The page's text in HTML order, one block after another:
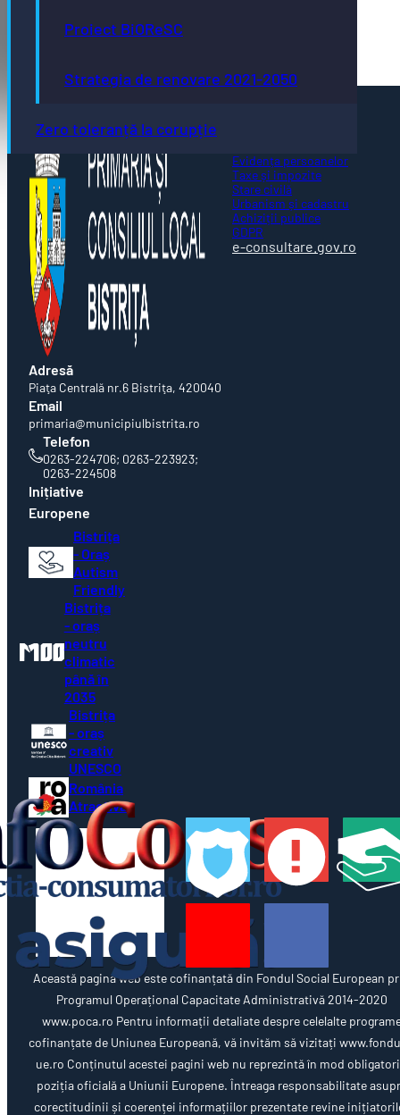
Proiect BiOReSC
Strategia de renovare 2021-2050
Zero toleranță la corupție
Adresă
Piaţa Centrală nr.6 Bistriţa, 420040
Email
primaria@municipiulbistrita.ro
Telefon
0263-224706; 0263-223923;
0263-224508
Evidența persoanelor
Taxe și impozite
Stare civilă
Urbanism și cadastru
Achiziții publice
GDPR
e-consultare.gov.ro
Inițiative
Europene
Bistrița
- Oraș
Autism
Friendly
Bistrița
- oraș
neutru
climatic
până în
2035
Bistrița
- oraș
creativ
UNESCO
România
Atractivă
Această pagină web este cofinanțată din Fondul Social European
Programul Operațional Capacitate Administrativă 2014-2020
www.poca.ro Pentru informații detaliate despre celelalte
cofinanțate de Uniunea Europeană, vă invităm să vizitați
ue.ro Conținutul acestei pagini web nu reprezintă în mod
poziția oficială a Uniunii Europene. Întreaga responsabilitate
corectitudinii și coerenței informațiilor prezentate revine